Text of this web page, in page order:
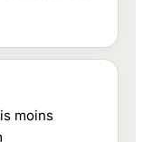
moins